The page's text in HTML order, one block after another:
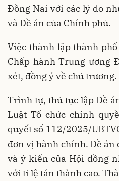
Đồng Nai với các lý do
và Đề án của Chính phủ.
Việc thành lập thành
Chấp hành Trung ương
xét, đồng ý về chủ trương.
Trình tự, thủ tục lập Đề
Luật Tổ chức chính
quyết số 112/2025/
đơn vị hành chính. Đề án
và ý kiến của Hội đồng
với tỉ lệ tán thành cao.